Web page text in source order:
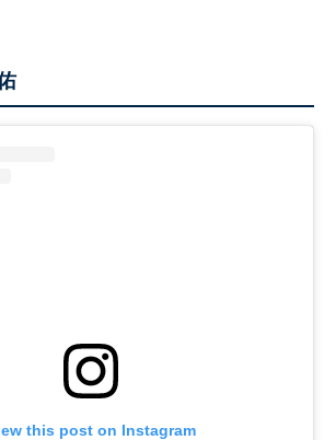
this post on Instagram